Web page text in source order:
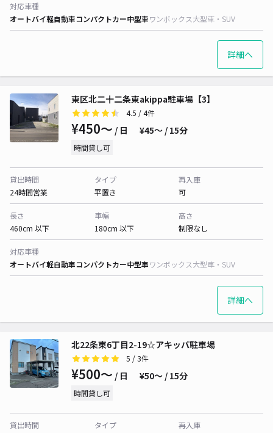
対応車種
オートバイ軽自動車コンパクトカー中型車ワンボックス大型車・SUV
詳細へ
東区北二十二条東akippa駐車場【3】
4.5 / 4件
¥450〜 / 日 ¥45〜 / 15分
時間貸し可
貸出時間
24時間営業
タイプ
平置き
再入庫
可
長さ
460cm 以下
車幅
180cm 以下
高さ
制限なし
対応車種
オートバイ軽自動車コンパクトカー中型車ワンボックス大型車・SUV
詳細へ
北22条東6丁目2-19☆アキッパ駐車場
5 / 3件
¥500〜 / 日 ¥50〜 / 15分
時間貸し可
貸出時間
タイプ
再入庫